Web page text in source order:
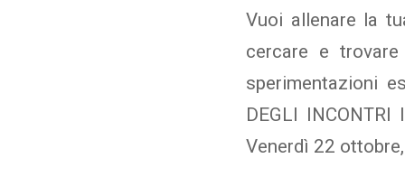
Vuoi allenare la
cercare e
sperimentazioni
DEGLI
Venerdì 22